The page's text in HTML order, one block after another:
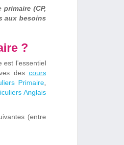
(CP,
aux besoins
?
est l’essentiel
des cours
Primaire,
Anglais
(entre